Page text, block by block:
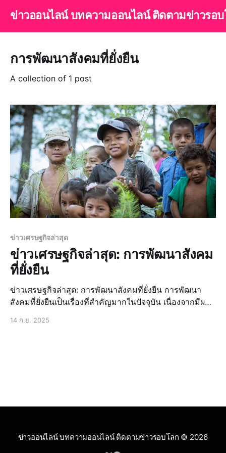
ข่าวออนไลน์ บทความออนไลน์ ติดตามข่าวรอบ
การพัฒนาสังคมที่ยั่งยืน
A collection of 1 post
ข่าวเศรษฐกิจล่าสุด
ข่าวเศรษฐกิจล่าสุด: การพัฒนาสังคม
ที่ยั่งยืน
ข่าวเศรษฐกิจล่าสุด: การพัฒนาสังคมที่ยั่งยืน การพัฒนา
สังคมที่ยั่งยืนเป็นเรื่องที่สำคัญมากในปัจจุบัน เนื่องจากมีผลก
14 ก.ย. 2025
ข่าวออนไลน์ บทความออนไลน์ ติดตามข่าวรอบโลก © 2026